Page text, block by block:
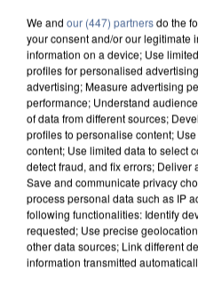
We and our (447) partnersdo the
your consent and/or our legitimate
information on a device; Use
profiles for personalised
advertising; Measure advertising
performance; Understand
of data from different sources;
profiles to personalise content;
content; Use limited data to select
detect fraud, and fix errors;
Save and communicate privacy
process personal data such as IP
following functionalities: Identify
requested; Use precise
other data sources; Link different
information transmitted